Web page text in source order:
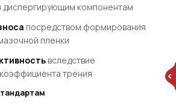
компонентам
посредством формирования
пленки
вследствие
трения